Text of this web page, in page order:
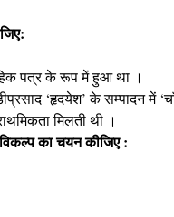
पत्र के रूप में हुआ था ।
‘हृदयेश’ के सम्पादन में
मिलती थी ।
का चयन कीजिए :